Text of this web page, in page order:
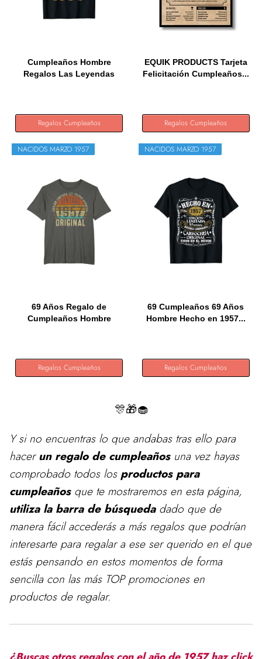
Cumpleaños Hombre
Regalos Las Leyendas
Regalos Cumpleaños
EQUIK PRODUCTS Tarjeta
Felicitación Cumpleaños...
Regalos Cumpleaños
NACIDOS MARZO 1957
69 Años Regalo de
Cumpleaños Hombre
Regalos Cumpleaños
NACIDOS MARZO 1957
69 Cumpleaños 69 Años
Hombre Hecho en 1957...
Regalos Cumpleaños
🎊🎁🧁
Y si no encuentras lo que andabas tras ello para
hacerun regalo de cumpleañosuna vez hayas
comprobado todos los productos para
cumpleañosque te mostraremos en esta página,
utiliza la barra de búsquedadado que de
manera fácil accederás a más regalos que podrían
interesarte para regalar a ese ser querido en el que
estás pensando en estos momentos de forma
sencilla con las más TOP promociones en
productos de regalar.